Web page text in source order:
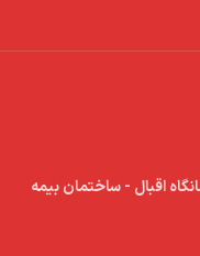
اقبال - ساختمان بیمه